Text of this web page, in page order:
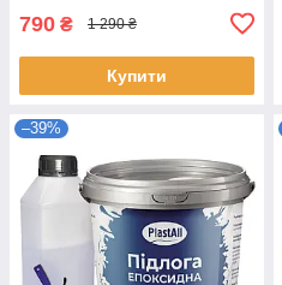
790 ₴ 1 290 ₴
Купити
–39%